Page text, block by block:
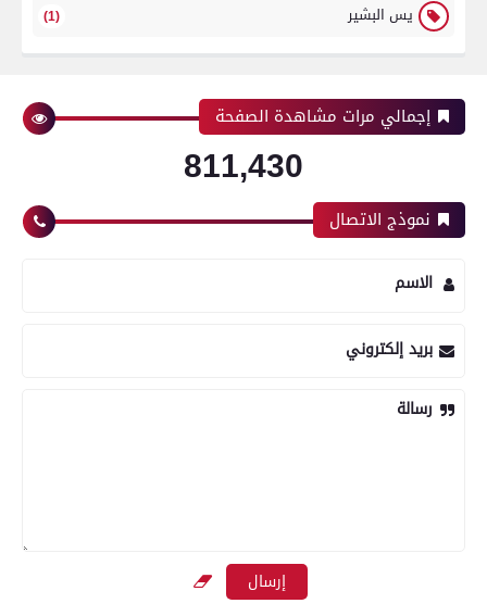
يس البشير (1)
إجمالي مرات مشاهدة الصفحة
811,430
نموذج الاتصال
الاسم
بريد إلكتروني
رسالة